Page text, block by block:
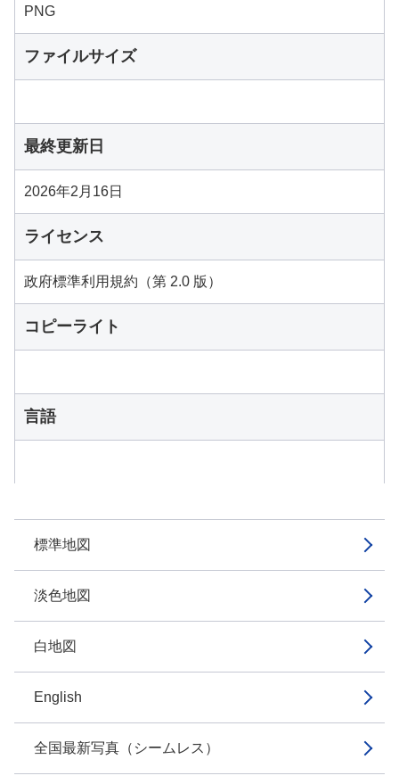
標準地図
淡色地図
白地図
English
全国最新写真（シームレス）
PNG
ファイルサイズ
最終更新日
2026年2月16日
ライセンス
政府標準利用規約（第 2.0 版）
コピーライト
言語